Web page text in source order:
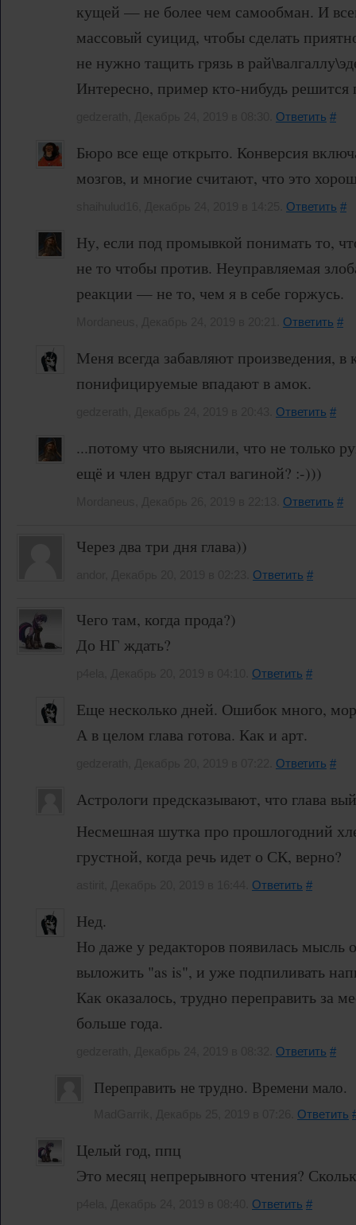
кущей — не более чем самообман. И
массовый суицид, чтобы сделать
не нужно тащить грязь в
Интересно, пример кто-нибудь решится
Ответить #
Бюро все еще открыто. Конверсия
мозгов, и многие считают, что это
Ответить #
Ну, если под промывкой понимать то,
не то чтобы против. Неуправляемая
реакции — не то, чем я в себе горжусь.
Ответить #
Меня всегда забавляют произведения, в
понифицируемые впадают в амок.
Ответить #
...потому что выяснили, что не только
ещё и член вдруг стал вагиной? :-)))
Ответить #
Через два три дня глава))
Ответить #
Чего там, когда прода?)
До НГ ждать?
Ответить #
Еще несколько дней. Ошибок много,
А в целом глава готова. Как и арт.
Ответить #
Астрологи предсказывают, что глава
Несмешная шутка про прошлогодний
грустной, когда речь идет о СК, верно?
Ответить #
Нед.
Но даже у редакторов появилась мысль
выложить "as is", и уже подпиливать
Как оказалось, трудно переправить за
больше года.
Ответить #
Переправить не трудно. Времени мало.
Ответить
Целый год, ппц
Это месяц непрерывного чтения?
Ответить #